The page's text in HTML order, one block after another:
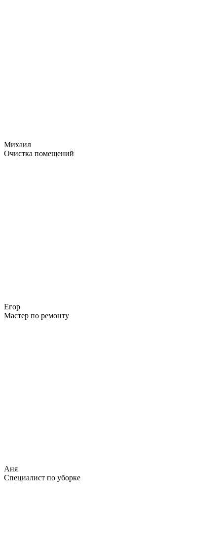
Михаил
Очистка помещений
Егор
Мастер по ремонту
Аня
Специалист по уборке